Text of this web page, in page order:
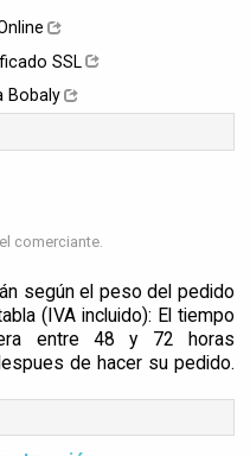
SSL
Bobaly
comerciante.
según el peso del pedido
(IVA incluido): El tiempo
entre 48 y 72 horas
de hacer su pedido.